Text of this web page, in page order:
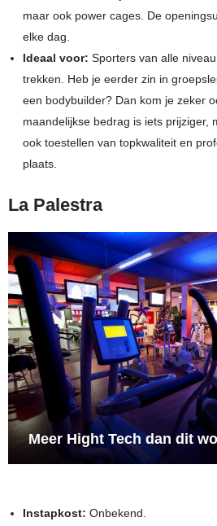
maar ook power cages. De
elke dag.
Ideaal voor: Sporters van alle
trekken. Heb je eerder zin in
een bodybuilder? Dan kom je zeker
maandelijkse bedrag is iets prijziger,
ook toestellen van topkwaliteit en
plaats.
La Palestra
Meer Hight Tech dan dit
Instapkost: Onbekend.